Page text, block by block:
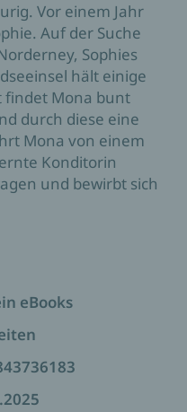
Vor einem Jahr
Auf der Suche
Sophies
hält einige
findet Mona bunt
durch diese eine
Mona von einem
Konditorin
und bewirbt sich
lässt. Aber sie
Veränderung? Und
den Weg trauen?
und eine
ist wie ein Tag am
Gefühle auf
eBooks